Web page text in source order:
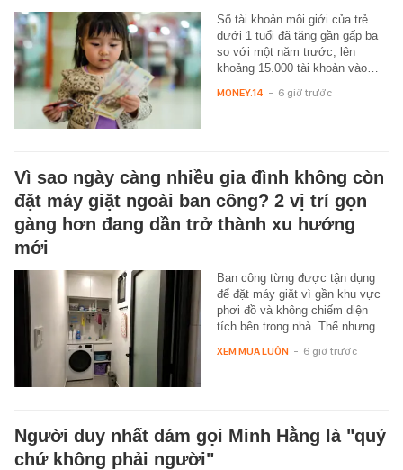
Số tài khoản môi giới của trẻ
dưới 1 tuổi đã tăng gần gấp ba
so với một năm trước, lên
khoảng 15.000 tài khoản vào…
MONEY.14 - 6 giờ trước
Vì sao ngày càng nhiều gia đình không còn
đặt máy giặt ngoài ban công? 2 vị trí gọn
gàng hơn đang dần trở thành xu hướng
mới
Ban công từng được tận dụng
để đặt máy giặt vì gần khu vực
phơi đồ và không chiếm diện
tích bên trong nhà. Thế nhưng…
XEM MUA LUÔN - 6 giờ trước
Người duy nhất dám gọi Minh Hằng là "quỷ
chứ không phải người"